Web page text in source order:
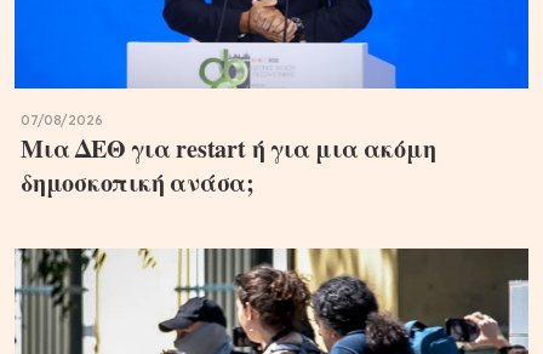
07/08/2026
Μια ΔΕΘ για restart ή για μια ακόμη
δημοσκοπική ανάσα;